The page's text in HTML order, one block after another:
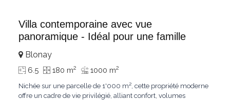
Villa contemporaine avec vue
panoramique - Idéal pour une famille
Blonay
6.5 180 m2 1000 m2
Nichée sur une parcelle de 1'000 m², cette propriété moderne
offre un cadre de vie privilégié, alliant confort, volumes